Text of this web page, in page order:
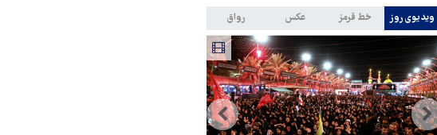
ویدیوی روز خط قرمز عکس رواق